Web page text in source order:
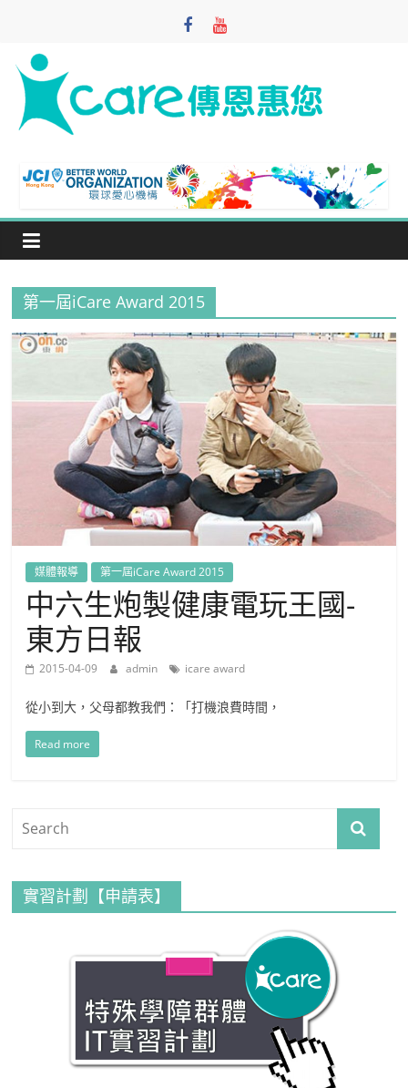
content
iCare
Foundation
教
於
第一屆iCare Award 2015
媒體報導 第一屆iCare Award 2015
中六生炮製健康電玩王國-
東方日報
2015-04-09 admin icare award
從小到大，父母都教我們：「打機浪費時間，
Read more
實習計劃【申請表】